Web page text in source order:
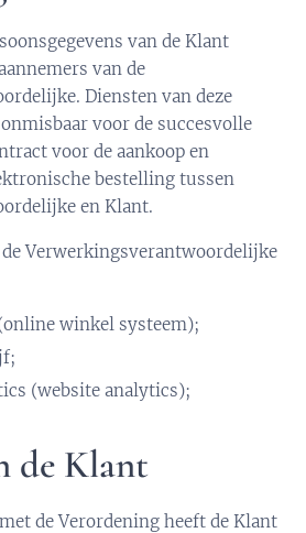
van de Klant
van de
Diensten van deze
voor de succesvolle
voor de aankoop en
bestelling tussen
en Klant.
Verwerkingsverantwoordelijke
winkel systeem);
(website analytics);
de Klant
de Verordening heeft de Klant